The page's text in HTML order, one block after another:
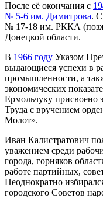
После её окончания с
№ 5-6 им. Димитрова.
№ 17-18 им. РККА
Донецкой области.
В 1966 году Указом
выдающиеся успехи в
промышленности, а
экономических
Ермольчуку присвоено
Труда с вручением
Молот».
Иван Калистратович
уважением среди
города, горняков
работе партийных,
Неоднократно
городского Советов